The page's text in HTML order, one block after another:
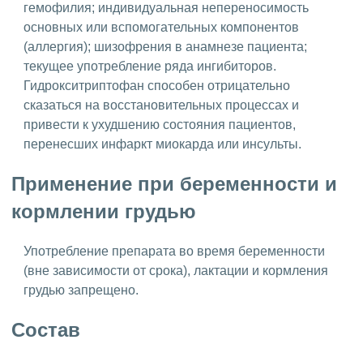
гемофилия; индивидуальная непереносимость
основных или вспомогательных компонентов
(аллергия); шизофрения в анамнезе пациента;
текущее употребление ряда ингибиторов.
Гидрокситриптофан способен отрицательно
сказаться на восстановительных процессах и
привести к ухудшению состояния пациентов,
перенесших инфаркт миокарда или инсульты.
Применение при беременности и
кормлении грудью
Употребление препарата во время беременности
(вне зависимости от срока), лактации и кормления
грудью запрещено.
Состав